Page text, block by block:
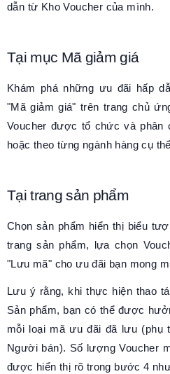
dẫn từ Kho Voucher của mình.
Tại mục Mã giảm giá
Khám phá những ưu đãi hấp
"Mã giảm giá" trên trang chủ
Voucher được tổ chức và phân
hoặc theo từng ngành hàng cụ
Tại trang sản phẩm
Chọn sản phẩm hiển thị biểu
trang sản phẩm, lựa chọn
"Lưu mã" cho ưu đãi bạn mong
Lưu ý rằng, khi thực hiện thao
Sản phẩm, bạn có thể được
mỗi loại mã ưu đãi đã lưu (phụ
Người bán). Số lượng Voucher
được hiển thị rõ trong bước 4